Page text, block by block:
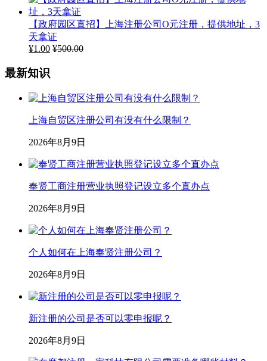
【政府园区直招】上海注册公司O元注册，提供地址，3
天拿证
¥1.00 ¥500.00
最新知识
上海自贸区注册公司有没有什么限制？
2026年8月9日
奉贤工商注册营业执照登记设立多个直办点
2026年8月9日
个人如何在上海奉贤注册公司？
2026年8月9日
新注册的公司是否可以零申报呢？
2026年8月9日